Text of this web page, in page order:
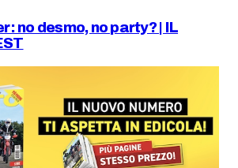
no desmo, no party? | IL